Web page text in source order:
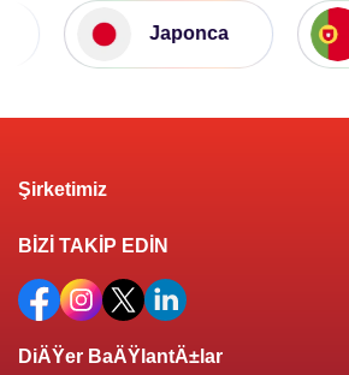
Japonca
Şirketimiz
BİZİ TAKİP EDİN
DiÄŸer BaÄŸlantÄ±lar